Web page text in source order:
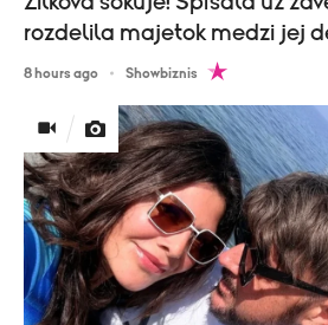
rozdelila majetok medzi jej
8 hours ago Showbiznis